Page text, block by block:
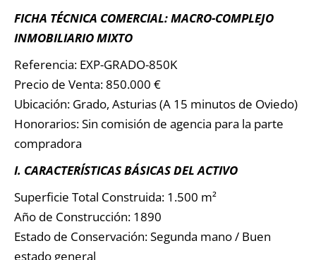
FICHA TÉCNICA COMERCIAL: MACRO-COMPLEJO
INMOBILIARIO MIXTO
Referencia: EXP-GRADO-850K
Precio de Venta: 850.000 €
Ubicación: Grado, Asturias (A 15 minutos de Oviedo)
Honorarios: Sin comisión de agencia para la parte
compradora
I. CARACTERÍSTICAS BÁSICAS DEL ACTIVO
Superficie Total Construida: 1.500 m²
Año de Construcción: 1890
Estado de Conservación: Segunda mano / Buen
estado general